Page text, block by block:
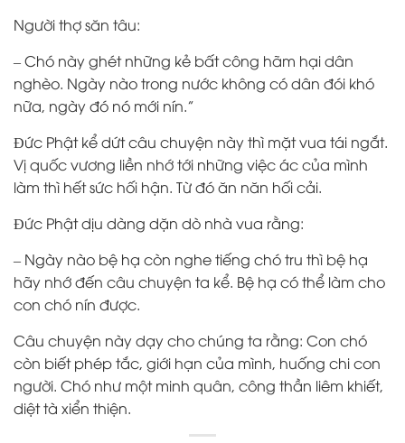
Người thợ săn tâu:
– Chó này ghét những kẻ bất công hãm hại dân
nghèo. Ngày nào trong nước không có dân đói khó
nữa, ngày đó nó mới nín.”
Ðức Phật kể dứt câu chuyện này thì mặt vua tái ngắt.
Vị quốc vương liền nhớ tới những việc ác của mình
làm thì hết sức hối hận. Từ đó ăn năn hối cải.
Ðức Phật dịu dàng dặn dò nhà vua rằng:
– Ngày nào bệ hạ còn nghe tiếng chó tru thì bệ hạ
hãy nhớ đến câu chuyện ta kể. Bệ hạ có thể làm cho
con chó nín được.
Câu chuyện này dạy cho chúng ta rằng: Con chó
còn biết phép tắc, giới hạn của mình, huống chi con
người. Chó như một minh quân, công thần liêm khiết,
diệt tà xiển thiện.